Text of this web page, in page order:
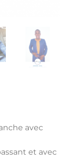
avec
et avec